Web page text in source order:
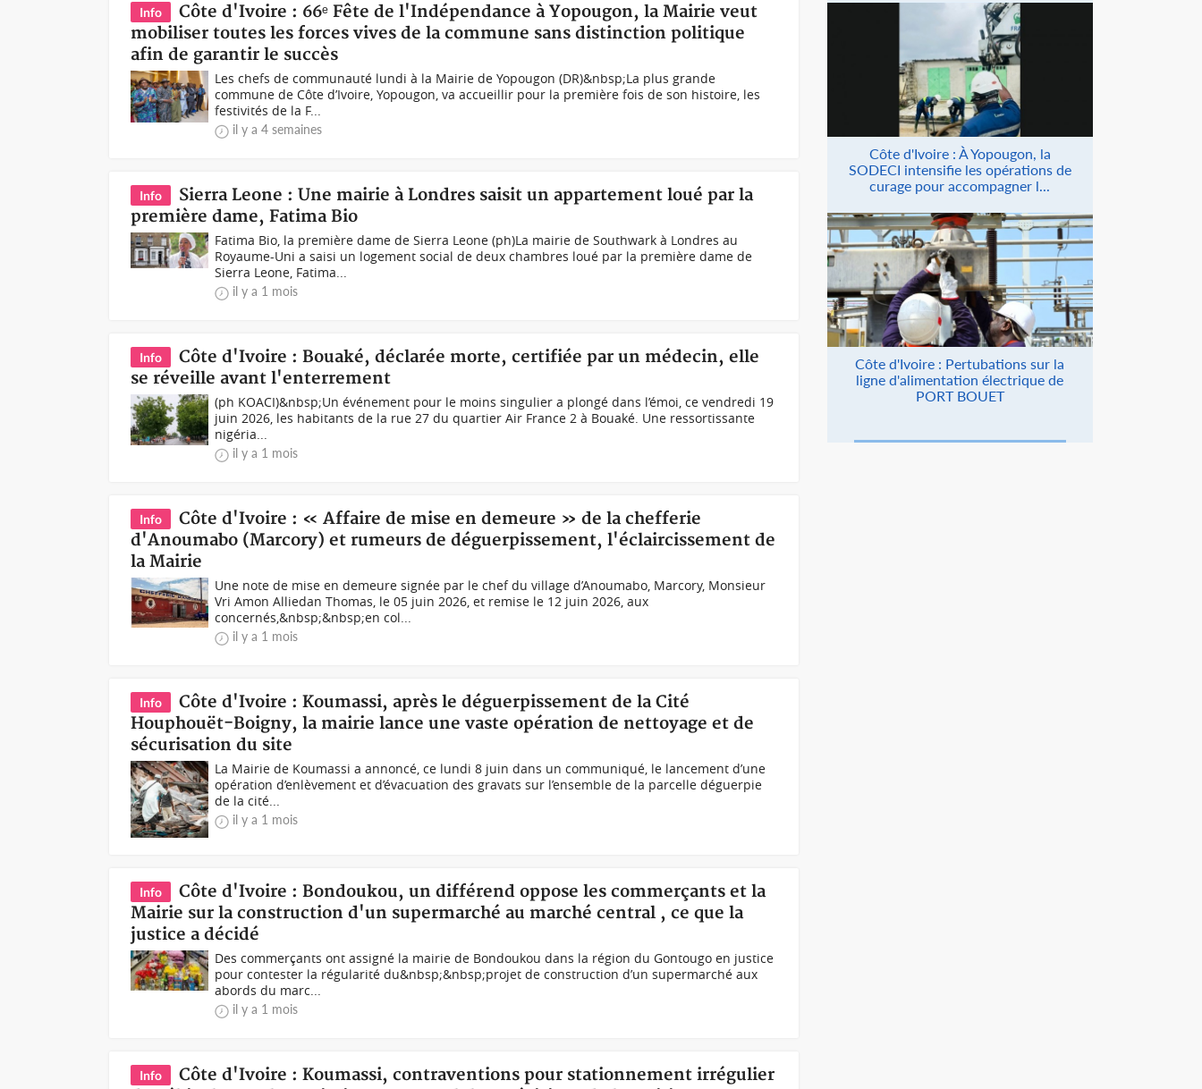
Info
Côte d'Ivoire : 66ᵉ Fête de l'Indépendance à Yopougon, la Mairie veut
mobiliser toutes les forces vives de la commune sans distinction politique
afin de garantir le succès
Les chefs de communauté lundi à la Mairie de Yopougon (DR)&nbsp;La plus grande
commune de Côte d’Ivoire, Yopougon, va accueillir pour la première fois de son histoire, les
festivités de la F...
il y a 4 semaines
Info
Sierra Leone : Une mairie à Londres saisit un appartement loué par la
première dame, Fatima Bio
Fatima Bio, la première dame de Sierra Leone (ph)La mairie de Southwark à Londres au
Royaume-Uni a saisi un logement social de deux chambres loué par la première dame de
Sierra Leone, Fatima...
il y a 1 mois
Info
Côte d'Ivoire : Bouaké, déclarée morte, certifiée par un médecin, elle
se réveille avant l'enterrement
(ph KOACI)&nbsp;Un événement pour le moins singulier a plongé dans l’émoi, ce vendredi 19
juin 2026, les habitants de la rue 27 du quartier Air France 2 à Bouaké. Une ressortissante
nigéria...
il y a 1 mois
Info
Côte d'Ivoire : « Affaire de mise en demeure » de la chefferie
d'Anoumabo (Marcory) et rumeurs de déguerpissement, l'éclaircissement de
la Mairie
Une note de mise en demeure signée par le chef du village d’Anoumabo, Marcory, Monsieur
Vri Amon Alliedan Thomas, le 05 juin 2026, et remise le 12 juin 2026, aux
concernés,&nbsp;&nbsp;en col...
il y a 1 mois
Info
Côte d'Ivoire : Koumassi, après le déguerpissement de la Cité
Houphouët-Boigny, la mairie lance une vaste opération de nettoyage et de
sécurisation du site
La Mairie de Koumassi a annoncé, ce lundi 8 juin dans un communiqué, le lancement d’une
opération d’enlèvement et d’évacuation des gravats sur l’ensemble de la parcelle déguerpie
de la cité...
il y a 1 mois
Info
Côte d'Ivoire : Bondoukou, un différend oppose les commerçants et la
Mairie sur la construction d'un supermarché au marché central , ce que la
justice a décidé
Des commerçants ont assigné la mairie de Bondoukou dans la région du Gontougo en justice
pour contester la régularité du&nbsp;&nbsp;projet de construction d’un supermarché aux
abords du marc...
il y a 1 mois
Info
Côte d'Ivoire : Koumassi, contraventions pour stationnement irrégulier
Côte d'Ivoire : À Yopougon, la
SODECI intensifie les opérations de
curage pour accompagner l...
Côte d'Ivoire : Pertubations sur la
ligne d'alimentation électrique de
PORT BOUET